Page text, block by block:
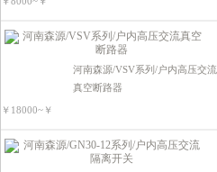
可编程控制器
河南森源/VSV系列/户内高压交流
真空断路器
￥18000~￥